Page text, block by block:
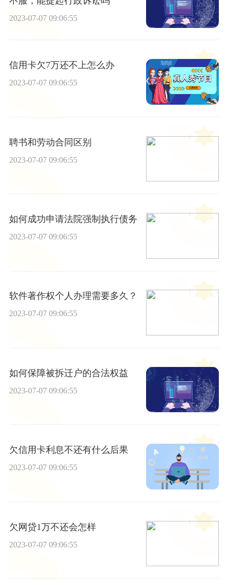
2023-07-07 09:06:55
信用卡欠7万还不上怎么办
2023-07-07 09:06:55
聘书和劳动合同区别
2023-07-07 09:06:55
如何成功申请法院强制执行债务
2023-07-07 09:06:55
软件著作权个人办理需要多久？
2023-07-07 09:06:55
如何保障被拆迁户的合法权益
2023-07-07 09:06:55
欠信用卡利息不还有什么后果
2023-07-07 09:06:55
欠网贷1万不还会怎样
2023-07-07 09:06:55